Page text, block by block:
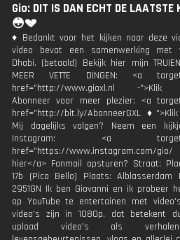
Gio: DIT IS DAN ECHT DE LAATSTE
😳💔
♦ Bedankt voor het kijken naar deze
video bevat een samenwerking met
Dhabi. (betaald) Bekijk hier mijn
MEER VETTE DINGEN: <a
href="http://www.gioxl.nl -">Klik
Abonneer voor meer plezier: <a
href="http://bit.ly/AbonneerGXL
Mij dagelijks volgen? Neem een
Instagram: <a
href="https://www.instagram.com/
hier</a> Fanmail opsturen? Straat:
17b (Pico Bello) Plaats: Alblasserdam
2951GN Ik ben Giovanni en ik probeer
op YouTube te entertainen met
video's zijn in 1080p, dat betekent
upload video's als